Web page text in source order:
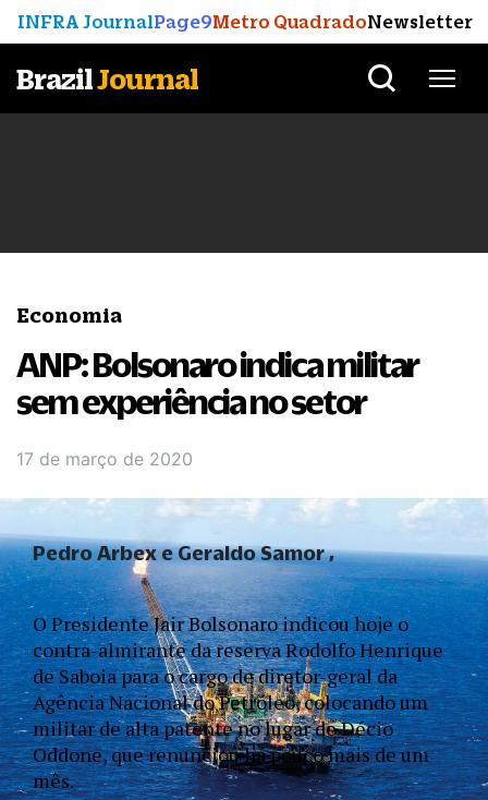
INFRA JournalPage9Metro QuadradoNewsletter
BrazilJournal
Economia
ANP: Bolsonaro indica militar
sem experiência no setor
17 de março de 2020
O Presidente Jair Bolsonaro indicou hoje o
contra-almirante da reserva Rodolfo Henrique
de Saboia para o cargo de diretor-geral da
Agência Nacional do Petróleo, colocando um
militar de alta patente no lugar de Décio
Oddone, que renunciou há pouco mais de um
mês.
Pedro Arbex e Geraldo Samor